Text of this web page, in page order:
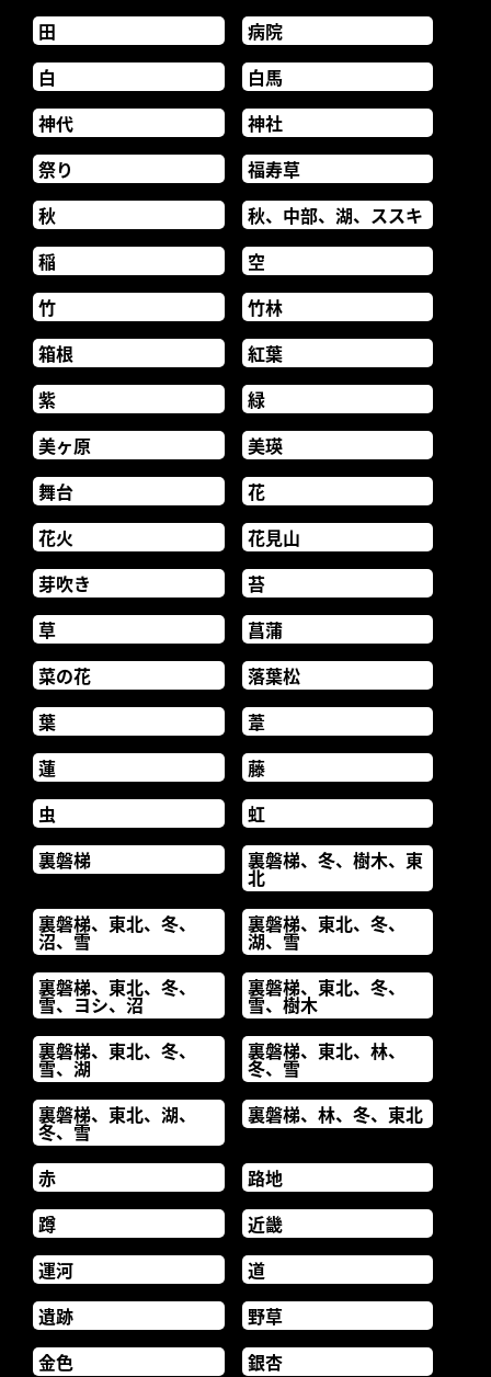
田
病院
白
白馬
神代
神社
祭り
福寿草
秋
秋、中部、湖、ススキ
稲
空
竹
竹林
箱根
紅葉
紫
緑
美ヶ原
美瑛
舞台
花
花火
花見山
芽吹き
苔
草
菖蒲
菜の花
落葉松
葉
葦
蓮
藤
虫
虹
裏磐梯
裏磐梯、冬、樹木、東
北
裏磐梯、東北、冬、
沼、雪
裏磐梯、東北、冬、
湖、雪
裏磐梯、東北、冬、
雪、ヨシ、沼
裏磐梯、東北、冬、
雪、樹木
裏磐梯、東北、冬、
雪、湖
裏磐梯、東北、林、
冬、雪
裏磐梯、東北、湖、
冬、雪
裏磐梯、林、冬、東北
赤
路地
蹲
近畿
運河
道
遺跡
野草
金色
銀杏